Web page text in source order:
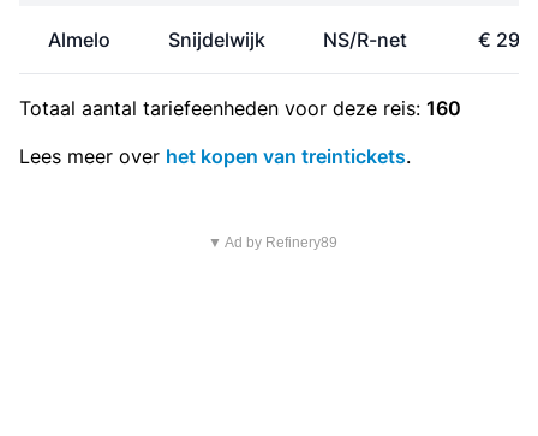
Almelo Snijdelwijk NS/R-net €
Totaal aantal tariefeenheden voor deze reis: 160
Lees meer over het kopen van treintickets.
▼ Ad by Refinery89